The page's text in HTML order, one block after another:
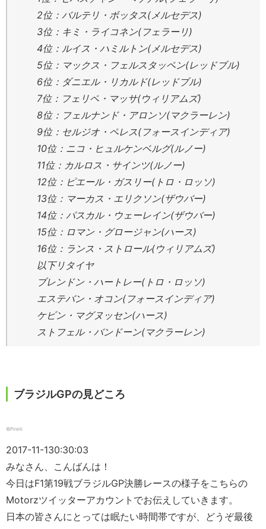
2位：バルテリ・ボッタス(メルセデス)
3位：キミ・ライコネン(フェラーリ)
4位：ルイス・ハミルトン(メルセデス)
5位：マックス・フェルスタッペン(レッドブル)
6位：ダニエル・リカルド(レッドブル)
7位：フェリペ・マッサ(ウィリアムズ)
8位：フェルナンド・アロンソ(マクラーレン)
9位：セルジオ・ペレス(フォースインディア)
10位：ニコ・ヒュルケンベルグ(ルノー)
11位：カルロス・サインツ(ルノー)
12位：ピエール・ガスリー(トロ・ロッソ)
13位：マーカス・エリクソン(ザウバー)
14位：パスカル・ウェーレイン(ザウバー)
15位：ロマン・グロージャン(ハース)
16位：ランス・ストロール(ウィリアムズ)
以下リタイヤ
ブレンドン・ハートレー(トロ・ロッソ)
エステバン・オコン(フォースインディア)
ケビン・マグヌッセン(ハース)
ストフェル・バンドーン(マクラーレン)
ブラジルGPの見どころ
©Pirelli
2017-11-130:30:03
みなさん、こんばんは！
今日はF1第19戦ブラジルGP決勝レースの様子をこちらの
Motorzツイッターアカウントでお伝えしていきます。
日本の皆さんにとっては眠たい時間帯ですが、どうぞ最後